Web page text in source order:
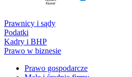
Prawnicy i sądy
Podatki
Kadry i BHP
Prawo w biznesie
Prawo gospodarcze